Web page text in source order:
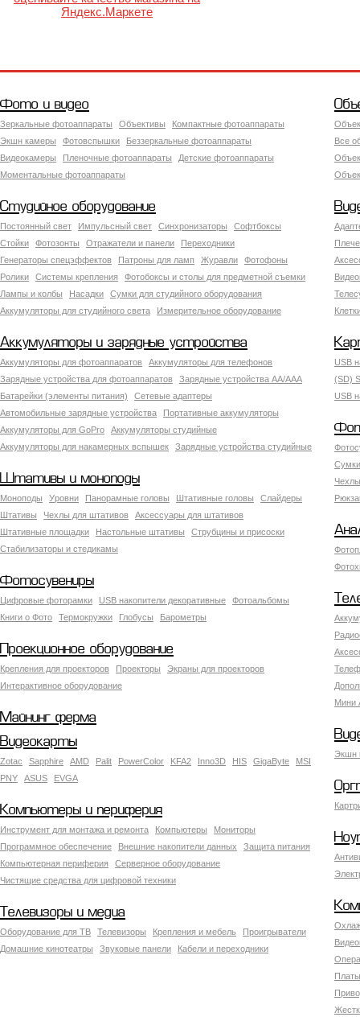
Фото и видео
Зеркальные фотоаппараты Объективы
Компактные фотоаппараты
Экшн камеры
Фотовспышки
Беззеркальные фотоаппараты
Видеокамеры
Пленочные фотоаппараты
Детские фотоаппараты
Моментальные фотоаппараты
Все
Студийное оборудование
Постоянный свет Импульсный свет Синхронизаторы
Софтбоксы
Стойки
Фотозонты Отражатели и панели
Переходники
Генераторы спецэффектов
Патроны для ламп Журавли
Фотофоны
Ролики
Системы крепления
Фотобоксы и столы для предметной съемки
Лампы и колбы
Насадки
Сумки для студийного оборудования
Аккумуляторы для студийного света
Измерительное оборудование
Аккумуляторы и зарядные устройства
Аккумуляторы для фотоаппаратов
Аккумуляторы для телефонов
Зарядные устройства для фотоаппаратов
Зарядные устройства AA/AAA
Батарейки (элементы питания)
Сетевые адаптеры
Автомобильные зарядные устройства
Портативные аккумуляторы
Аккумуляторы для GoPro
Аккумуляторы студийные
Аккумуляторы для накамерных вспышек
Зарядные устройства студийные
USB
(SD)
USB
Штативы и моноподы
Моноподы Уровни Панорамные головы Штативные головы
Слайдеры
Штативы
Чехлы для штативов
Аксессуары для штативов
Штативные площадки
Настольные штативы
Струбцины и присоски
Стабилизаторы и стедикамы
Фотосувениры
Цифровые фоторамки USB накопители декоративные
Фотоальбомы
Книги о Фото
Термокружки Глобусы Барометры
Мини
Проекционное оборудование
Крепления для проекторов Проекторы
Экраны для проекторов
Интерактивное оборудование
Майнинг ферма
Экшн
Видеокарты
Zotac Sapphire AMD Palit PowerColor KFA2 Inno3D HIS GigaByte
MSI
PNY
ASUS EVGA
Компьютеры и периферия
Инструмент для монтажа и ремонта Компьютеры
Мониторы
Программное обеспечение
Внешние накопители данных
Защита питания
Компьютерная периферия
Серверное оборудование
Чистящие средства для цифровой техники
Телевизоры и медиа
Оборудование для ТВ Телевизоры Крепления и мебель
Проигрыватели
Домашние кинотеатры
Звуковые панели Кабели и переходники